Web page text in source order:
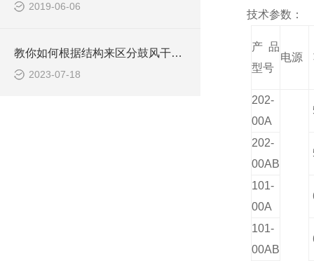
2019-06-06
教你如何根据结构来区分鼓风干燥箱
2023-07-18
技术参数：
产品
型号
电源
202-
00A
202-
00AB
101-
00A
101-
00AB